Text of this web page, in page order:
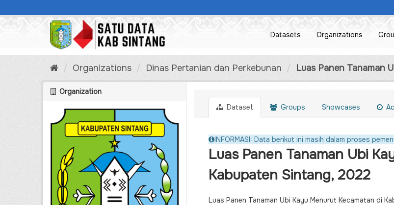
to
Datasets Organizations
Organizations Dinas Pertanian dan Perkebunan Luas Panen Tanaman
Organization
Dataset Groups Showcases
INFORMASI: Data berikut ini masih dalam proses
Luas Panen Tanaman Ubi
Kabupaten Sintang, 2022
Luas Panen Tanaman Ubi Kayu Menurut Kecamatan di